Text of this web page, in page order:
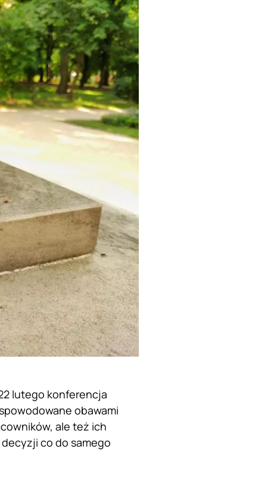
lutego konferencja
obawami
ale też ich
co do samego